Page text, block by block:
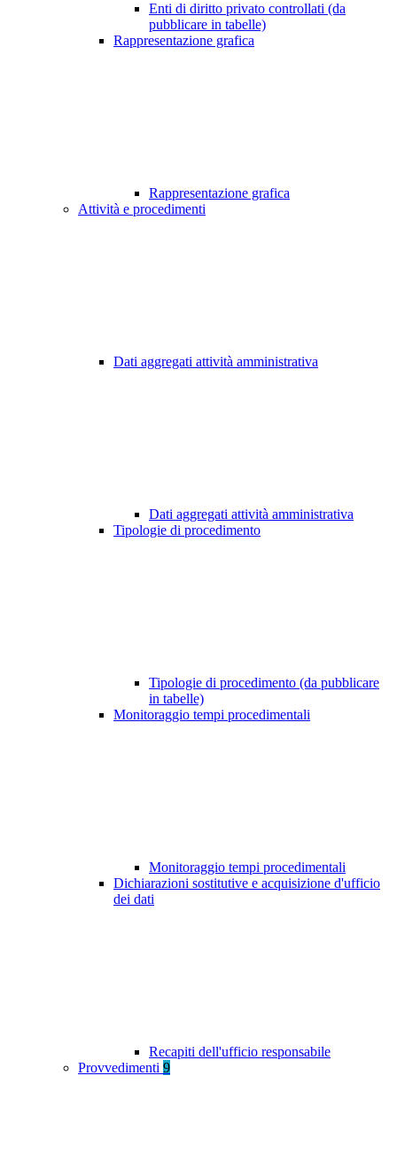
Enti di diritto privato controllati (da
pubblicare in tabelle)
Rappresentazione grafica
Rappresentazione grafica
Attività e procedimenti
Dati aggregati attività amministrativa
Dati aggregati attività amministrativa
Tipologie di procedimento
Tipologie di procedimento (da pubblicare
in tabelle)
Monitoraggio tempi procedimentali
Monitoraggio tempi procedimentali
Dichiarazioni sostitutive e acquisizione d'ufficio
dei dati
Recapiti dell'ufficio responsabile
Provvedimenti 9